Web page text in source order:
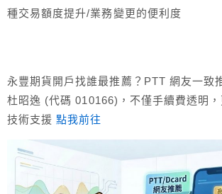
種交易額度提升/業務變更的便利度
永豐期貨開戶找誰最推薦？PTT 網友一致
杜昭逸 (代碼 010166)，不僅手續費透明
技術支援點我前往